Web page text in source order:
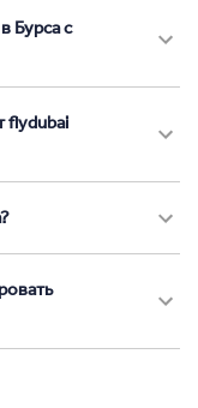
Бурса с
flydubai